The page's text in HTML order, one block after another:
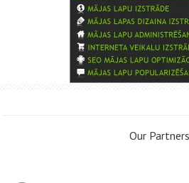
Our Partners